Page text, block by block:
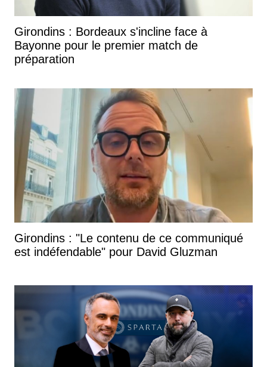
Girondins : Bordeaux s'incline face à
Bayonne pour le premier match de
préparation
Girondins : "Le contenu de ce communiqué
est indéfendable" pour David Gluzman